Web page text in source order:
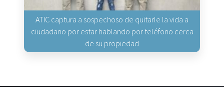
ATIC captura a sospechoso de quitarle la vida a
ciudadano por estar hablando por teléfono cerca
de su propiedad